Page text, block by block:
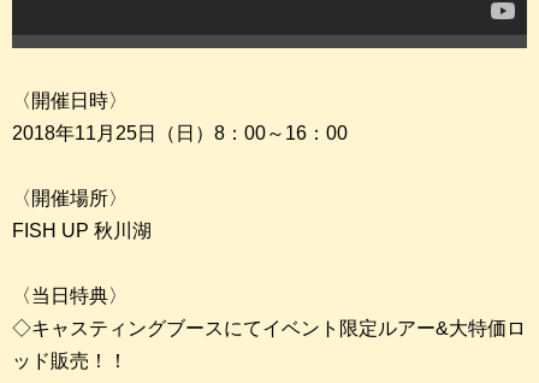
〈開催日時〉
2018年11月25日（日）8：00～16：00
〈開催場所〉
FISH UP 秋川湖
〈当日特典〉
◇キャスティングブースにてイベント限定ルアー&大特価ロ
ッド販売！！